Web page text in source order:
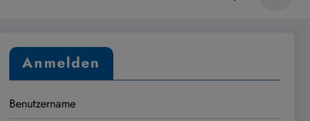
Anmelden
Benutzername